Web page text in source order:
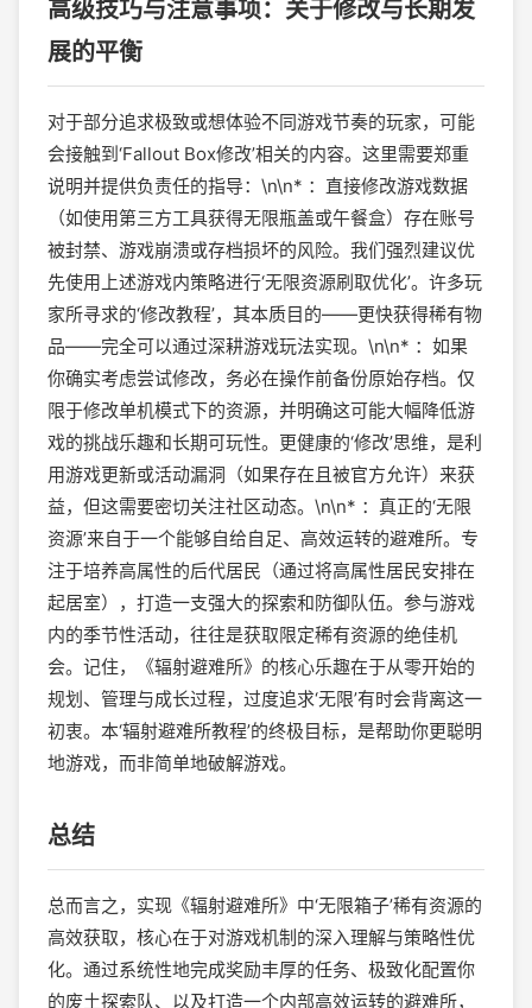
高级技巧与注意事项：关于修改与长期发
展的平衡
对于部分追求极致或想体验不同游戏节奏的玩家，可能
会接触到‘Fallout Box修改’相关的内容。这里需要郑重
说明并提供负责任的指导：\n\n* ：直接修改游戏数据
（如使用第三方工具获得无限瓶盖或午餐盒）存在账号
被封禁、游戏崩溃或存档损坏的风险。我们强烈建议优
先使用上述游戏内策略进行‘无限资源刷取优化’。许多玩
家所寻求的‘修改教程’，其本质目的——更快获得稀有物
品——完全可以通过深耕游戏玩法实现。\n\n* ：如果
你确实考虑尝试修改，务必在操作前备份原始存档。仅
限于修改单机模式下的资源，并明确这可能大幅降低游
戏的挑战乐趣和长期可玩性。更健康的‘修改’思维，是利
用游戏更新或活动漏洞（如果存在且被官方允许）来获
益，但这需要密切关注社区动态。\n\n* ：真正的‘无限
资源’来自于一个能够自给自足、高效运转的避难所。专
注于培养高属性的后代居民（通过将高属性居民安排在
起居室），打造一支强大的探索和防御队伍。参与游戏
内的季节性活动，往往是获取限定稀有资源的绝佳机
会。记住，《辐射避难所》的核心乐趣在于从零开始的
规划、管理与成长过程，过度追求‘无限’有时会背离这一
初衷。本‘辐射避难所教程’的终极目标，是帮助你更聪明
地游戏，而非简单地破解游戏。
总结
总而言之，实现《辐射避难所》中‘无限箱子’稀有资源的
高效获取，核心在于对游戏机制的深入理解与策略性优
化。通过系统性地完成奖励丰厚的任务、极致化配置你
的废土探索队、以及打造一个内部高效运转的避难所，